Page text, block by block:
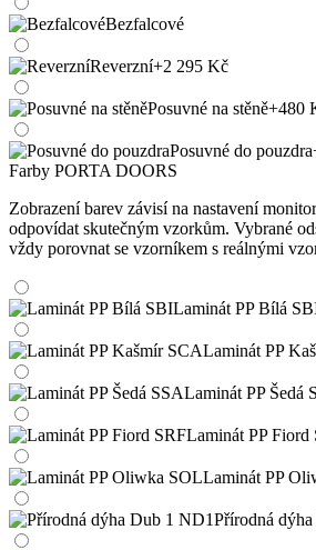
Bezfalcové
Reverzní+2 295 Kč
Posuvné na stěně+480
Posuvné do pouzdra
Farby PORTA DOORS
Zobrazení barev závisí na nastavení
odpovídat skutečným vzorkům. Vybrané
vždy porovnat se vzorníkem s reálnými
Laminát PP Bílá
Laminát PP
Laminát PP Šedá
Laminát PP Fiord
Laminát PP
Přírodná